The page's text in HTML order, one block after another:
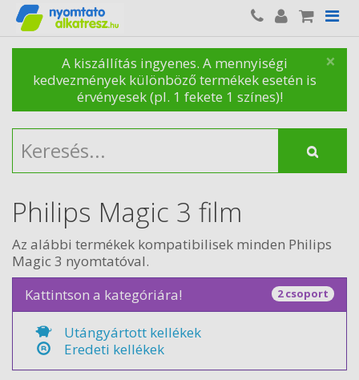
×
A kiszállítás ingyenes. A mennyiségi
kedvezmények különböző termékek esetén is
érvényesek (pl. 1 fekete 1 színes)!
Philips Magic 3 film
Az alábbi termékek kompatibilisek minden Philips
Magic 3 nyomtatóval.
Kattintson a kategóriára!
2 csoport
Utángyártott kellékek
Eredeti kellékek